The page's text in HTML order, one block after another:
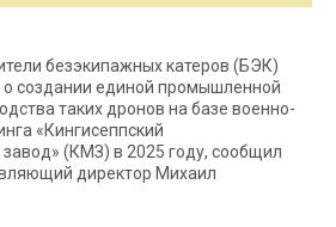
безэкипажных катеров (БЭК)
создании единой промышленной
таких дронов на базе военно-
«Кингисеппский
(КМЗ) в 2025 году, сообщил
директор Михаил